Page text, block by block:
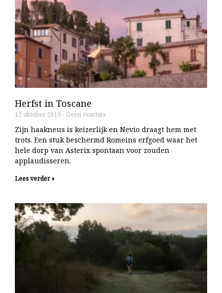
Herfst in Toscane
12 oktober 2019 Geen reacties
Zijn haakneus is keizerlijk en Nevio draagt hem met
trots. Een stuk beschermd Romeins erfgoed waar het
hele dorp van Asterix spontaan voor zouden
applaudisseren.
Lees verder »